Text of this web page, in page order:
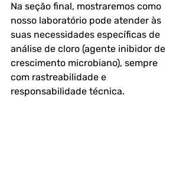
Na seção final, mostraremos como
nosso laboratório pode atender às
suas necessidades específicas de
análise de cloro (agente inibidor de
crescimento microbiano), sempre
com rastreabilidade e
responsabilidade técnica.